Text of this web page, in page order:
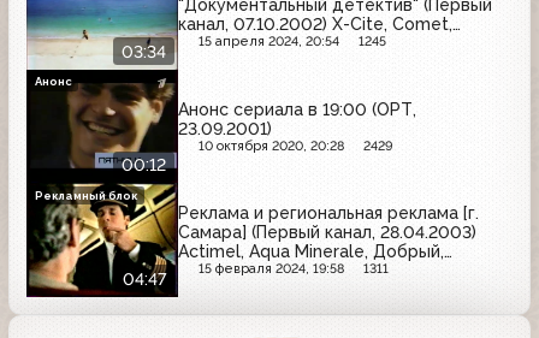
03:34
"Документальный детектив" (Первый
канал, 07.10.2002) X-Cite, Comet,
Coldrex, Tide, Билайн GSM, Milagro,
15 апреля 2024, 20:54 1245
00:12
Анонс сериала в 19:00 (ОРТ,
23.09.2001)
10 октября 2020, 20:28 2429
Анонс
04:47
Реклама и региональная реклама [г.
Самара] (Первый канал, 28.04.2003)
Actimel, Aqua Minerale, Добрый,
Blendax, Hochland, Ярославские краски,
15 февраля 2024, 19:58 1311
Рекламный блок